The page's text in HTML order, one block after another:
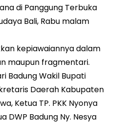
di Panggung Terbuka
Bali, Rabu malam
kepiawaiannya dalam
maupun fragmentari.
Badung Wakil Bupati
Daerah Kabupaten
Ketua TP. PKK Nyonya
DWP Badung Ny. Nesya